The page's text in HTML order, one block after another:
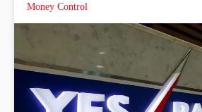
Money Control